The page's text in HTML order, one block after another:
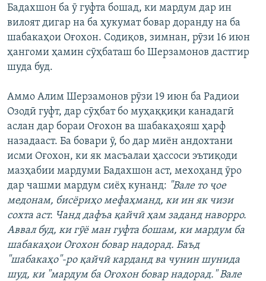
Бадахшон ба ӯ гуфта бошад, ки мардум дар ин
вилоят дигар на ба ҳукумат бовар доранду на ба
шабакаҳои Оғохон. Содиқов, зимнан, рӯзи 16 июн
ҳангоми ҳамин сӯҳбаташ бо Шерзамонов дастгир
шуда буд.
Аммо Алим Шерзамонов рӯзи 19 июн ба Радиои
Озодӣ гуфт, дар сӯҳбат бо муҳаққиқи канадагӣ
аслан дар бораи Оғохон ва шабакаҳояш ҳарф
назадааст. Ба бовари ӯ, бо дар миён андохтани
исми Оғохон, ки як масъалаи ҳассоси эътиқоди
мазҳабии мардуми Бадахшон аст, мехоҳанд ӯро
дар чашми мардум сиёҳ кунанд: "Вале то ҷое
медонам, бисёриҳо мефаҳманд, ки ин як чизи
сохта аст. Чанд дафъа қайчӣ ҳам заданд наворро.
Аввал буд, ки гӯё ман гуфта бошам, ки мардум ба
шабакаҳои Оғохон бовар надорад. Баъд
"шабакаҳо"-ро қайчӣ карданд ва чунин шунида
шуд, ки "мардум ба Оғохон бовар надорад." Вале